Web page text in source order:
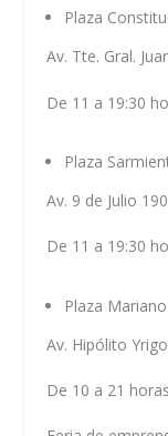
Plaza
Av. Tte. Gral.
De 11 a 19:30
Plaza
Av. 9 de Julio
De 11 a 19:30
Plaza
Av. Hipólito
De 10 a 21